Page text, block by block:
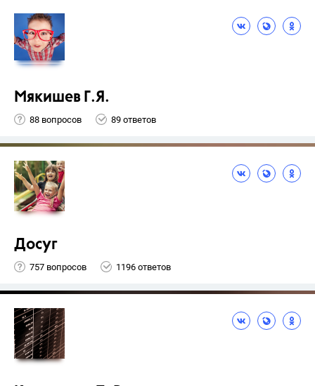
Мякишев Г.Я.
88 вопросов 89 ответов
Досуг
757 вопросов 1196 ответов